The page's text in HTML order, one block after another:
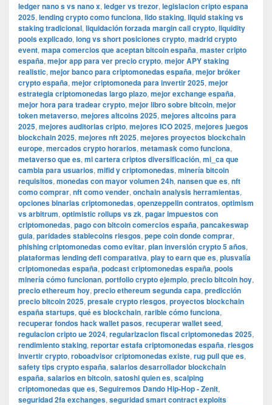
ledger nano s vs nano x, ledger vs trezor, legislacion cripto espana
2025, lending crypto como funciona, lido staking, liquid staking vs
staking tradicional, liquidación forzada margin call crypto, liquidity
pools explicado, long vs short posiciones crypto, madrid crypto
event, mapa comercios que aceptan bitcoin españa, master cripto
españa, mejor app para ver precio crypto, mejor APY staking
realistic, mejor banco para criptomonedas españa, mejor bróker
crypto españa, mejor criptomoneda para invertir 2025, mejor
estrategia criptomonedas largo plazo, mejor exchange españa,
mejor hora para tradear crypto, mejor libro sobre bitcoin, mejor
token metaverso, mejores altcoins 2025, mejores altcoins para
2025, mejores auditorias cripto, mejores ICO 2025, mejores juegos
blockchain 2025, mejores nft 2025, mejores proyectos blockchain
europe, mercados crypto horarios, metamask como funciona,
metaverso que es, mi cartera criptos diversificación, mi_ca que
cambia para usuarios, mifid y criptomonedas, minería bitcoin
requisitos, monedas con mayor volumen 24h, nansen que es, nft
como comprar, nft como vender, onchain analysis herramientas,
opciones binarias criptomonedas, openzeppelin contratos, optimism
vs arbitrum, optimistic rollups vs zk, pagar impuestos con
criptomonedas, pago con bitcoin comercios españa, pancakeswap
guia, paridades stablecoins riesgos, pepe coin donde comprar,
phishing criptomonedas como evitar, plan inversión crypto 5 años,
plataformas lending defi comparativa, play to earn que es, plusvalía
criptomonedas españa, podcast criptomonedas españa, pools
minería cómo funcionan, portfolio crypto ejemplo, precio bitcoin hoy,
precio ethereum hoy, precio ethereum segunda capa, predicción
precio bitcoin 2025, presale crypto riesgos, proyectos blockchain
españa startups, qué es blockchain, rarible cómo funciona,
recuperar fondos hack wallet pasos, recuperar wallet seed,
regulacion cripto ue 2024, regularizacion fiscal criptomonedas 2025,
rendimiento staking, reportar estafa criptomonedas españa, riesgos
invertir crypto, roboadvisor criptomonedas existe, rug pull que es,
safety tips crypto españa, salarios desarrollador blockchain
españa, salarios en bitcoin, satoshi quien es, scalping
criptomonedas que es, Seguiremos Dando Hip-Hop - Zenit,
seguridad 2fa exchanges, seguridad smart contract exploits